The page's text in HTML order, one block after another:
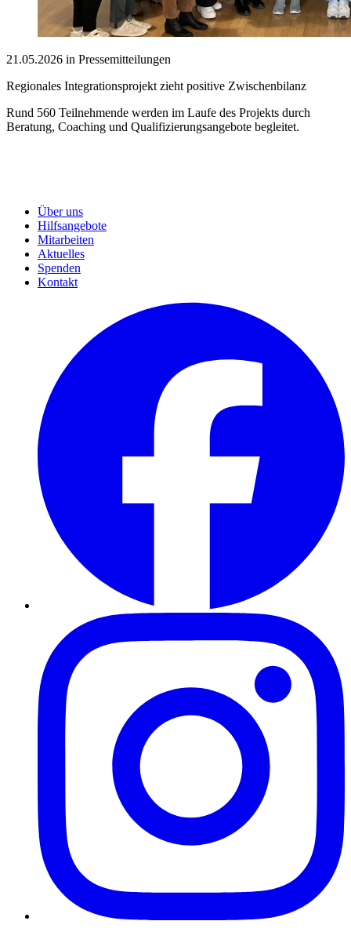
21.05.2026 in Pressemitteilungen
Regionales Integrationsprojekt zieht positive Zwischenbilanz
Rund 560 Teilnehmende werden im Laufe des Projekts durch
Beratung, Coaching und Qualifizierungsangebote begleitet.
Über uns
Hilfsangebote
Mitarbeiten
Aktuelles
Spenden
Kontakt